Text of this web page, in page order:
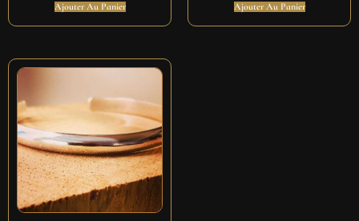
Ajouter Au Panier Ajouter Au Panier